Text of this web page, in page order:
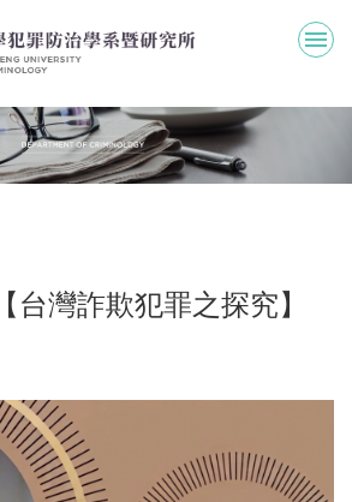
台灣詐欺犯罪之探究】